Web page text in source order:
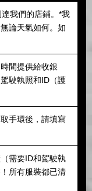
我們的店鋪。*我
論天氣如何。如
間提供給收銀
駛執照和ID（護
手環後，請填寫
需要ID和駕駛執
所有服裝都已清